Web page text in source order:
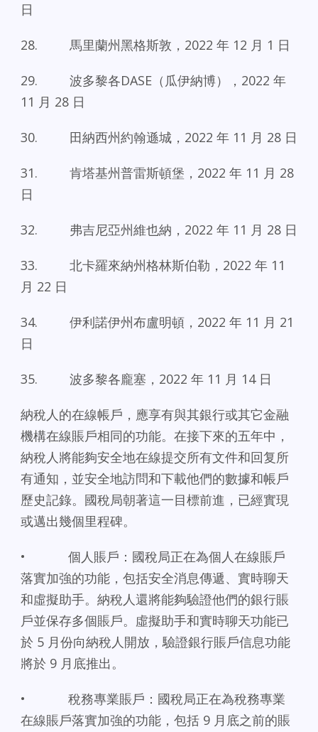
日
28. 馬里蘭州黑格斯敦，2022 年 12 月 1 日
29. 波多黎各DASE（瓜伊納博），2022 年
11 月 28 日
30. 田納西州約翰遜城，2022 年 11 月 28 日
31. 肯塔基州普雷斯頓堡，2022 年 11 月 28
日
32. 弗吉尼亞州維也納，2022 年 11 月 28 日
33. 北卡羅來納州格林斯伯勒，2022 年 11
月 22 日
34. 伊利諾伊州布盧明頓，2022 年 11 月 21
日
35. 波多黎各龐塞，2022 年 11 月 14 日
納稅人的在線帳戶，應享有與其銀行或其它金融
機構在線賬戶相同的功能。在接下來的五年中，
納稅人將能夠安全地在線提交所有文件和回复所
有通知，並安全地訪問和下載他們的數據和帳戶
歷史記錄。國稅局朝著這一目標前進，已經實現
或邁出幾個里程碑。
• 個人賬戶：國稅局正在為個人在線賬戶
落實加強的功能，包括安全消息傳遞、實時聊天
和虛擬助手。納稅人還將能夠驗證他們的銀行賬
戶並保存多個賬戶。虛擬助手和實時聊天功能已
於 5 月份向納稅人開放，驗證銀行賬戶信息功能
將於 9 月底推出。
• 稅務專業賬戶：國稅局正在為稅務專業
在線賬戶落實加強的功能，包括 9 月底之前的賬